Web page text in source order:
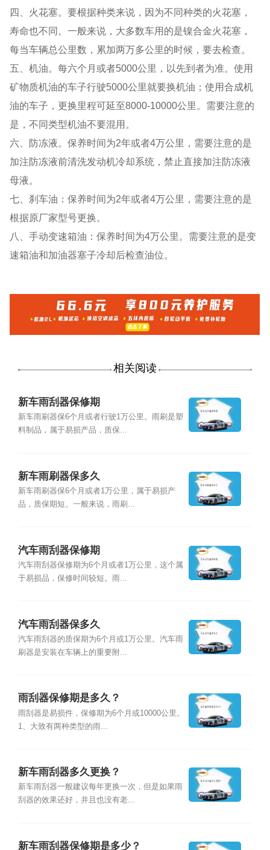
四、火花塞。要根据种类来说，因为不同种类的火花塞，
寿命也不同。一般来说，大多数车用的是镍合金火花塞，
每当车辆总公里数，累加两万多公里的时候，要去检查。
五、机油。每六个月或者5000公里，以先到者为准。使用
矿物质机油的车子行驶5000公里就要换机油；使用合成机
油的车子，更换里程可延至8000-10000公里。需要注意的
是，不同类型机油不要混用。
六、防冻液。保养时间为2年或者4万公里，需要注意的是
加注防冻液前清洗发动机冷却系统，禁止直接加注防冻液
母液。
七、刹车油：保养时间为2年或者4万公里，需要注意的是
根据原厂家型号更换。
八、手动变速箱油：保养时间为4万公里。需要注意的是变
速箱油和加油器塞子冷却后检查油位。
相关阅读
新车雨刮器保修期
新车雨刷器保6个月或者行驶1万公里。雨刷是塑
料制品，属于易损产品，质保...
新车雨刷器保多久
新车雨刷器保6个月或者1万公里，属于易损产
品，质保期短。一般来说，雨刷...
汽车雨刮器保修期
汽车雨刮器保修期为6个月或者1万公里，这个属
于易损品，保修时间较短。雨...
汽车雨刮器保多久
汽车雨刮器的质保期为6个月或1万公里。汽车雨
刷器是安装在车辆上的重要附...
雨刮器保修期是多久？
雨刮器是易损件，保修期为6个月或10000公里。
1、大致有两种类型的雨...
新车雨刮器多久更换？
新车雨刮器一般建议每年更换一次，但是如果雨
刮器的效果还好，并且也没有老...
新车雨刮器保修期是多少？